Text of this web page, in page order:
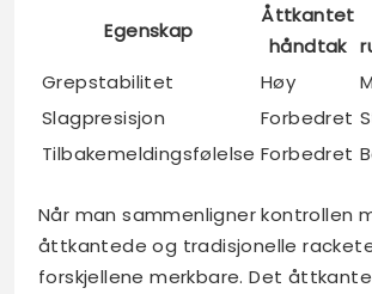
Egenskap
Åttkantet
håndtak
Grepstabilitet
Høy
Slagpresisjon
Forbedret
Tilbakemeldingsfølelse Forbedret
Når man sammenligner kontrollen
åttkantede og tradisjonelle
forskjellene merkbare. Det